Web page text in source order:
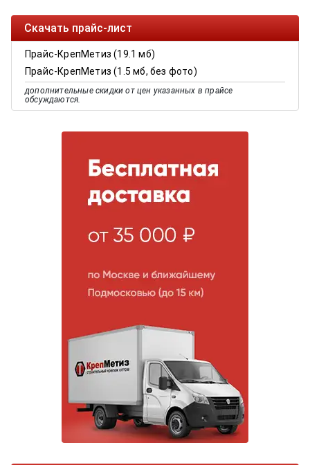
Скачать прайс-лист
Прайс-КрепМетиз (19.1 мб)
Прайс-КрепМетиз (1.5 мб, без фото)
дополнительные скидки от цен указанных в прайсе
обсуждаются.